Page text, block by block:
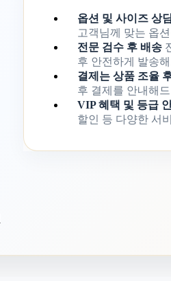
옵션 및 사이즈 상
고객님께 맞는 옵
전문 검수 후 배송
후 안전하게 발송
결제는 상품 조율
후 결제를 안내해
VIP 혜택 및 등급
할인 등 다양한 서